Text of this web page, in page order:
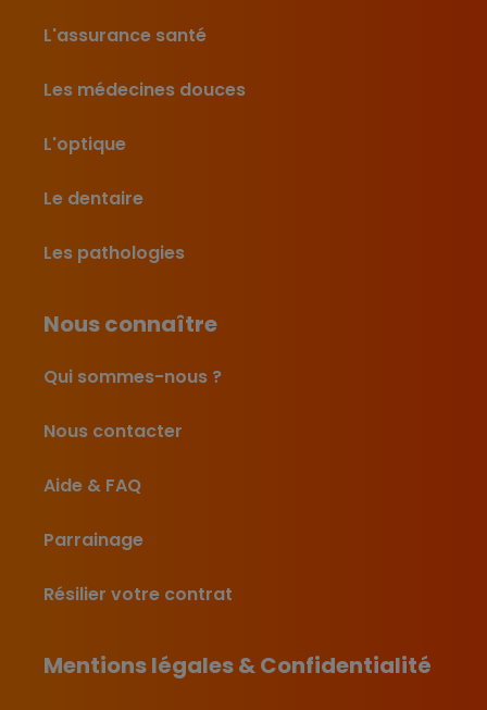
L'assurance santé
Les médecines douces
L'optique
Le dentaire
Les pathologies
Nous connaître
Qui sommes-nous ?
Nous contacter
Aide & FAQ
Parrainage
Résilier votre contrat
Mentions légales & Confidentialité